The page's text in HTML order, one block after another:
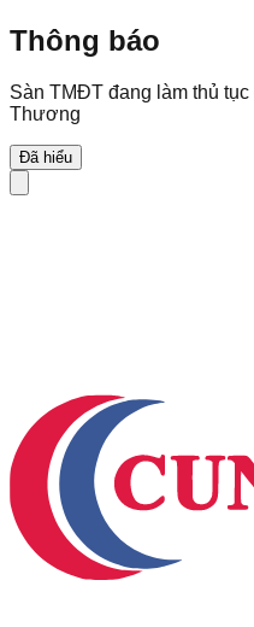
Thông báo
Sàn TMĐT đang làm thủ
Thương
Đã hiểu